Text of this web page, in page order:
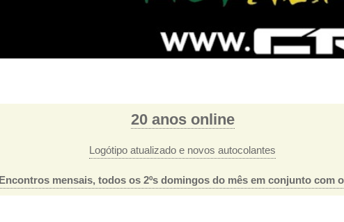
20 anos online
Logótipo atualizado e novos autocolantes
Encontros mensais, todos os 2ºs domingos do mês em conjunto com